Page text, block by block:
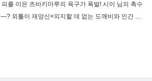
를 이은 츠바키마루의 욕구가 폭발! 시이 님의 촉수
인간 혼